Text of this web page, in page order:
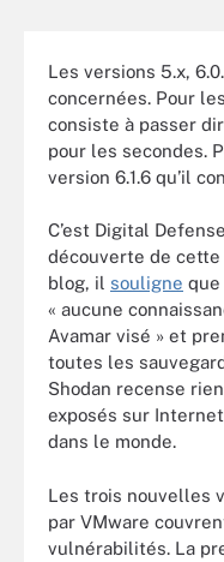
Les versions 5.x,
concernées. Pour
consiste à passer
pour les secondes.
version 6.1.6 qu’il
C’est Digital
découverte de
blog, il souligne que
« aucune
Avamar visé » et
toutes les
Shodan recense
exposés sur
dans le monde.
Les trois nouvelles
par VMware
vulnérabilités. La